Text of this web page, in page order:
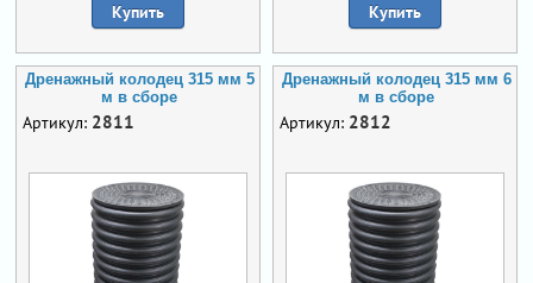
Купить Купить
Дренажный колодец 315 мм 5
м в сборе
Артикул: 2811
Дренажный колодец 315 мм 6
м в сборе
Артикул: 2812